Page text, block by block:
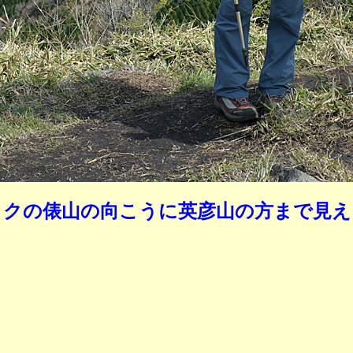
の俵山の向こうに英彦山の方まで見